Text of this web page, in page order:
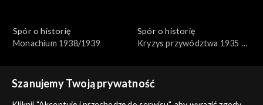
Spór o historię
Monachium 1938/1939
Spór o historię
Kryzys przywództwa 1935 -
Szanujemy Twoją prywatność